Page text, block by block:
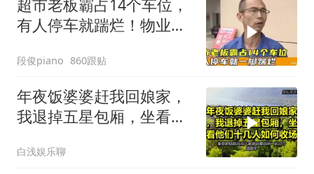
超市老板霸占14个车位，
有人停车就踹烂！物业表
段俊piano 860跟贴
年夜饭婆婆赶我回娘家，
我退掉五星包厢，坐看他
白浅娱乐聊